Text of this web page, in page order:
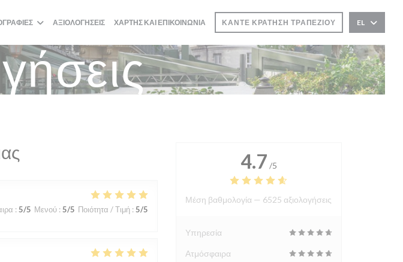
ΑΞΙΟΛΟΓΉΣΕΙΣ ΧΆΡΤΗΣ ΚΑΙ ΕΠΙΚΟΙΝΩΝΊΑ ΚΆΝΤΕ ΚΡΆΤΗΣΗ ΤΡΑΠΕΖΙΟΎ EL
: 5/5 Μενού: 5/5 Ποιότητα / Τιμή: 5/5
4.7 /5
Μέση βαθμολογία — 6525 αξιολογήσεις
Υπηρεσία
Ατμόσφαιρα